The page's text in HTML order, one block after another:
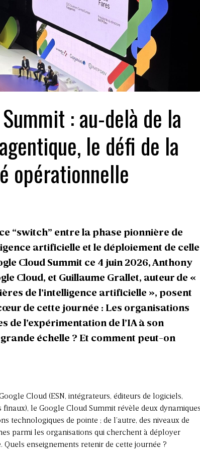
: au-delà de la
le défi de la
opérationnelle
“switch” entre la phase pionnière de
artificielle et le déploiement de
Cloud Summit ce 4 juin 2026, Anthony
Cloud, et Guillaume Grallet, auteur de «
de l’intelligence artificielle », posent
de cette journée : Les organisations
de l’expérimentation de l’IA à son
échelle ? Et comment peut-on
Cloud (ESN, intégrateurs, éditeurs de logiciels,
finaux), le Google Cloud Summit révèle deux
technologiques de pointe ; de l’autre, des niveaux de
parmi les organisations qui cherchent à déployer
Quels enseignements retenir de cette journée ?